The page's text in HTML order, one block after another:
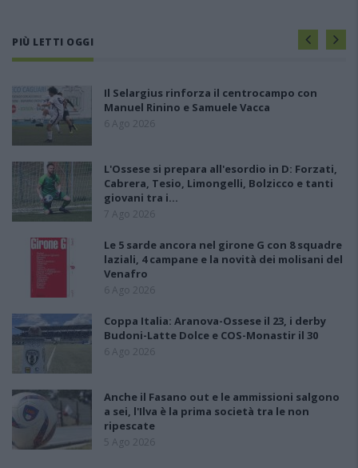
PIÙ LETTI OGGI
Il Selargius rinforza il centrocampo con
Manuel Rinino e Samuele Vacca
6 Ago 2026
L'Ossese si prepara all'esordio in D: Forzati,
Cabrera, Tesio, Limongelli, Bolzicco e tanti
giovani tra i…
7 Ago 2026
Le 5 sarde ancora nel girone G con 8 squadre
laziali, 4 campane e la novità dei molisani del
Venafro
6 Ago 2026
Coppa Italia: Aranova-Ossese il 23, i derby
Budoni-Latte Dolce e COS-Monastir il 30
6 Ago 2026
Anche il Fasano out e le ammissioni salgono
a sei, l'Ilva è la prima società tra le non
ripescate
5 Ago 2026